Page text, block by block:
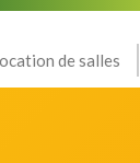
de salles